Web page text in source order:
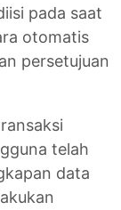
pada saat
otomatis
persetujuan
telah
data